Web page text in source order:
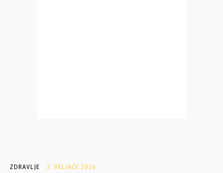
ZDRAVLJE 3. VELJAČE 2026.